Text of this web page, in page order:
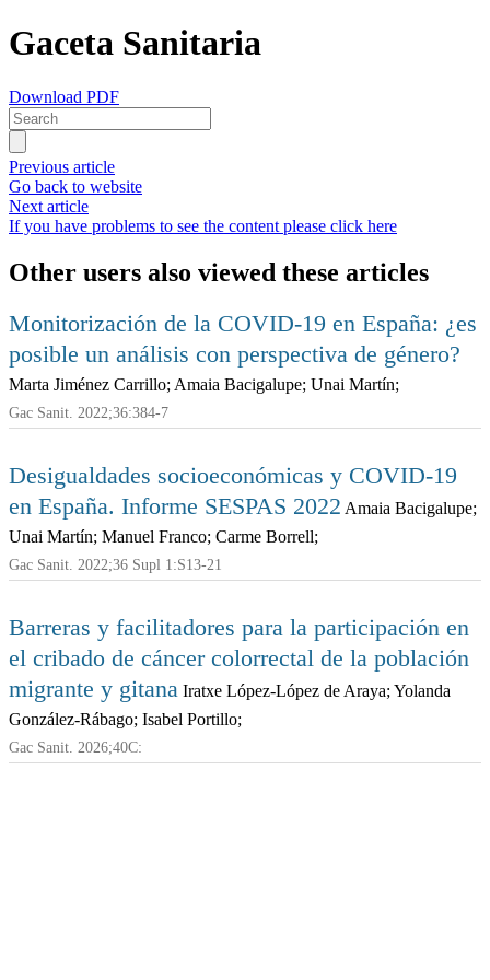
Gaceta Sanitaria
Download PDF
Previous article
Go back to website
Next article
If you have problems to see the content please click here
Other users also viewed these articles
Monitorización de la COVID-19 en España: ¿es
posible un análisis con perspectiva de género?
Marta Jiménez Carrillo; Amaia Bacigalupe; Unai Martín;
Gac Sanit. 2022;36:384-7
Desigualdades socioeconómicas y COVID-19
en España. Informe SESPAS 2022 Amaia Bacigalupe;
Unai Martín; Manuel Franco; Carme Borrell;
Gac Sanit. 2022;36 Supl 1:S13-21
Barreras y facilitadores para la participación en
el cribado de cáncer colorrectal de la población
migrante y gitana Iratxe López-López de Araya; Yolanda
González-Rábago; Isabel Portillo;
Gac Sanit. 2026;40C: